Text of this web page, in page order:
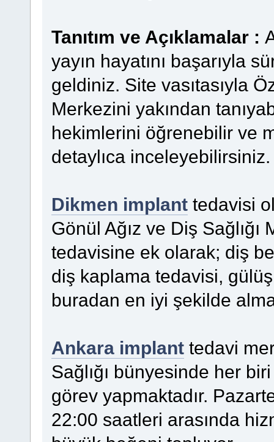
Tanıtım ve Açıklamalar :
yayın hayatını başarıyla
geldiniz. Site vasıtasıyla
Merkezini yakından
hekimlerini öğrenebilir ve
detaylıca inceleyebilirsiniz.
Dikmen implanttedavisi
Gönül Ağız ve Diş
tedavisine ek olarak; diş
diş kaplama tedavisi,
buradan en iyi şekilde
Ankara implanttedavi
Sağlığı bünyesinde her
görev yapmaktadır.
22:00 saatleri arasında